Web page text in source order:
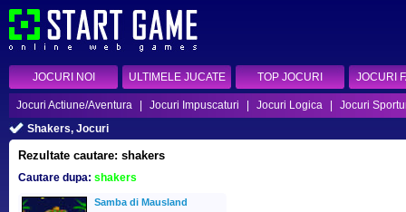
JOCURI NOI ULTIMELE JUCATE TOP JOCURI JOCURI
Jocuri Actiune/Aventura Jocuri Impuscaturi Jocuri Logica
Jocuri
Shakers, Jocuri
Rezultate cautare: shakers
Cautare dupa: shakers
Samba di Mausland